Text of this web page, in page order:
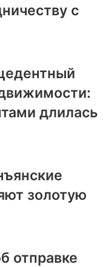
с
длилась
золотую
отправке